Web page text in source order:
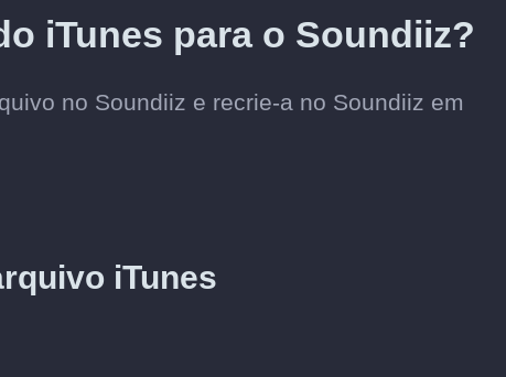
iTunes para o Soundiiz?
no Soundiiz e recrie-a no Soundiiz em
iTunes